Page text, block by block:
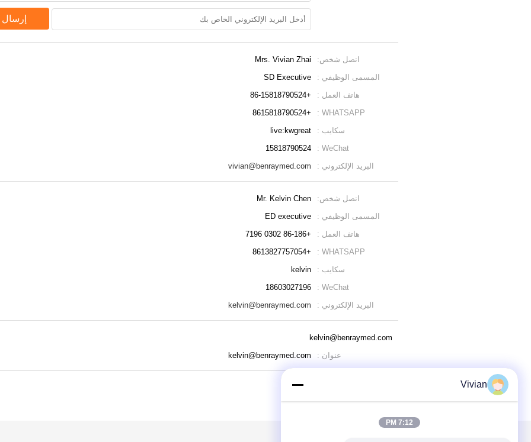
اتصل شخص:
Mrs. Vivian Zhai
المسمى الوظيفي :
SD Executive
هاتف العمل :
+86-15818790524
WHATSAPP :
+8615818790524
سكايب :
live:kwgreat
WeChat :
15818790524
البريد الإلكتروني :
vivian@benraymed.com
اتصل شخص:
Mr. Kelvin Chen
المسمى الوظيفي :
ED executive
هاتف العمل :
+86-186 0302 7196
WHATSAPP :
+8613827757054
سكايب :
kelvin
WeChat :
18603027196
البريد الإلكتروني :
kelvin@benraymed.com
kelvin@benraymed.com
عنوان :
kelvin@benraymed.com
Vivian
7:12 PM